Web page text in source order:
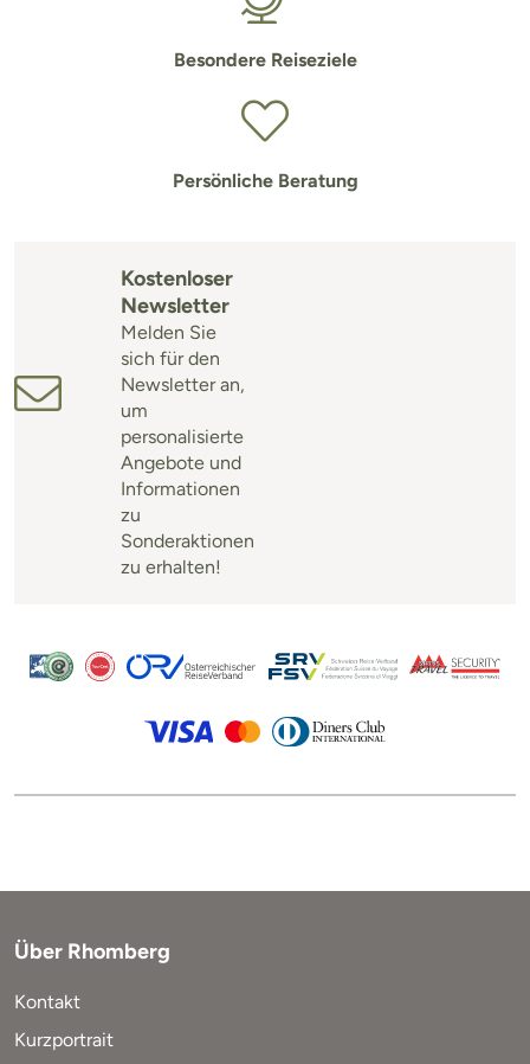
Besondere Reiseziele
Persönliche Beratung
Kostenloser
Newsletter
Melden Sie
sich für den
Newsletter an,
um
personalisierte
Angebote und
Informationen
zu
Sonderaktionen
zu erhalten!
Über Rhomberg
Kontakt
Kurzportrait